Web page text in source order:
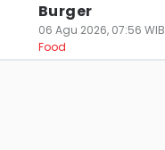
Burger
06 Agu 2026, 07:56 WIB
Food